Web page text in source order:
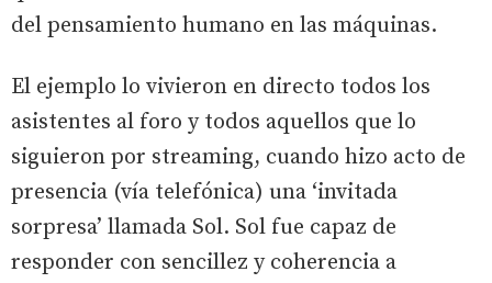
del pensamiento humano en las máquinas.
El ejemplo lo vivieron en directo todos los
asistentes al foro y todos aquellos que lo
siguieron por streaming, cuando hizo acto de
presencia (vía telefónica) una ‘invitada
sorpresa’ llamada Sol. Sol fue capaz de
responder con sencillez y coherencia a